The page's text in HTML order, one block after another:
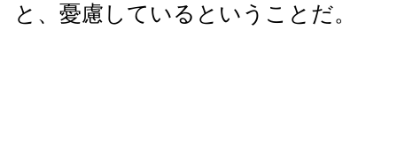
と、憂慮しているということだ。